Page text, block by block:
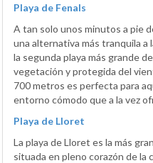
Playa de Fenals
A tan solo unos minutos a pie
una alternativa más tranquila a
la segunda playa más grande
vegetación y protegida del
700 metros es perfecta para
entorno cómodo que a la vez
Playa de Lloret
La playa de Lloret es la más
situada en pleno corazón de la